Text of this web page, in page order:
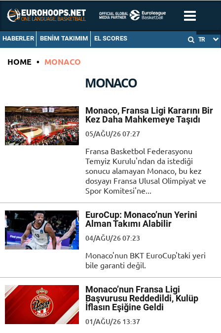
HABERLER BENIM TAKIMIM EL SCORES TR
HOME • MONACO
MONACO
Monaco, Fransa Ligi Kararını Bir
Kez Daha Mahkemeye Taşıdı
05/AĞU/26 07:27
Fransa Basketbol Federasyonu
Temyiz Kurulu'ndan da istediği
sonucu alamayan Monaco, bu kez
dosyayı Fransa Ulusal Olimpiyat ve
Spor Komitesi'ne...
EuroCup: Monaco’nun Yerini
Alman Takımı Alabilir
04/AĞU/26 07:23
Monaco'nun BKT EuroCup'taki yeri
bile garanti değil.
Monaco’nun Fransa Ligi
Başvurusu Reddedildi, Kulüp
İflasın Eşiğine Geldi
01/AĞU/26 13:37